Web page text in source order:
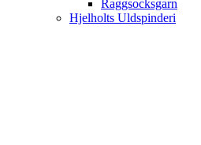
Raggsocksgarn
Hjelholts Uldspinderi